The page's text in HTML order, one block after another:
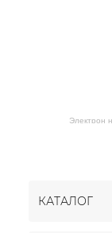
Электрон
КАТАЛОГ